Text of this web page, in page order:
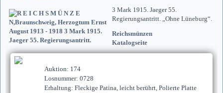
3 Mark 1915. Jaeger 55.
Regierungsantritt. „Ohne Lüneburg“.
Reichsmünzen
Katalogseite
Auktion: 174
Losnummer: 0728
Erhaltung: Fleckige Patina, leicht berührt, Polierte Platte